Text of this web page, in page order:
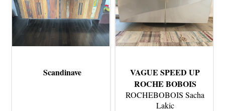
Scandinave
VAGUE SPEED UP
ROCHE BOBOIS
ROCHEBOBOIS Sacha
Lakic